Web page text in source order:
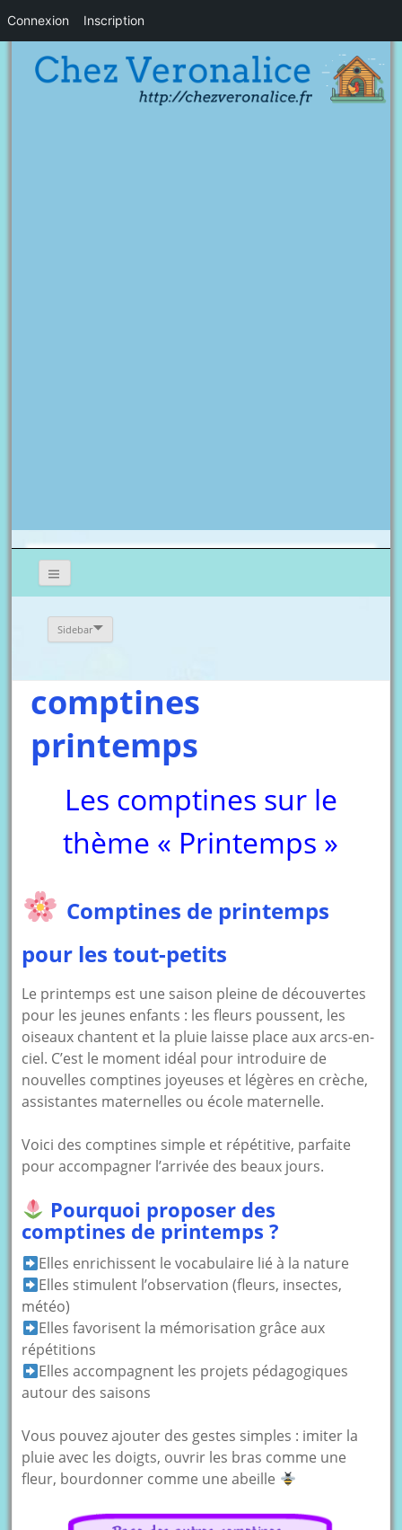
Sidebar
comptines
printemps
Les comptines sur le
thème « Printemps »
Comptines de printemps
pour les tout-petits
Le printemps est une saison pleine de découvertes
pour les jeunes enfants : les fleurs poussent, les
oiseaux chantent et la pluie laisse place aux arcs-en-
ciel. C’est le moment idéal pour introduire de
nouvelles comptines joyeuses et légères en crèche,
assistantes maternelles ou école maternelle.
Voici des comptines simple et répétitive, parfaite
pour accompagner l’arrivée des beaux jours.
Pourquoi proposer des
comptines de printemps ?
Elles enrichissent le vocabulaire lié à la nature
Elles stimulent l’observation (fleurs, insectes,
météo)
Elles favorisent la mémorisation grâce aux
répétitions
Elles accompagnent les projets pédagogiques
autour des saisons
Vous pouvez ajouter des gestes simples : imiter la
pluie avec les doigts, ouvrir les bras comme une
fleur, bourdonner comme une abeille
Connexion Inscription